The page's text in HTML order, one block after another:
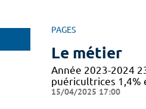
PAGES
Le métier
Année 2023-2024
puéricultrices 1,4%
15/04/2025 17:00